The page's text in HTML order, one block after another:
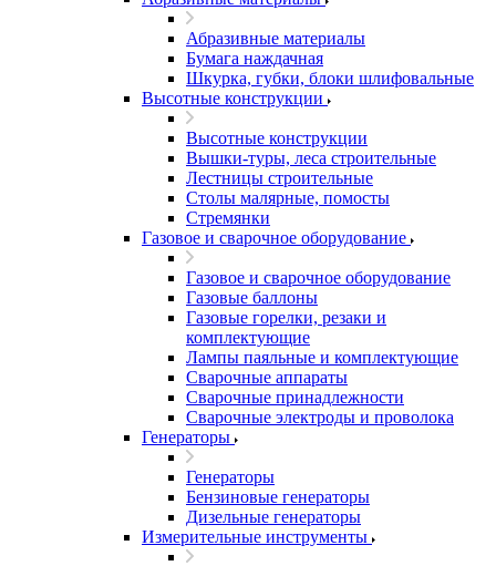
Абразивные материалы
Бумага наждачная
Шкурка, губки, блоки шлифовальные
Высотные конструкции
Высотные конструкции
Вышки-туры, леса строительные
Лестницы строительные
Столы малярные, помосты
Стремянки
Газовое и сварочное оборудование
Газовое и сварочное оборудование
Газовые баллоны
Газовые горелки, резаки и
комплектующие
Лампы паяльные и комплектующие
Сварочные аппараты
Сварочные принадлежности
Сварочные электроды и проволока
Генераторы
Генераторы
Бензиновые генераторы
Дизельные генераторы
Измерительные инструменты